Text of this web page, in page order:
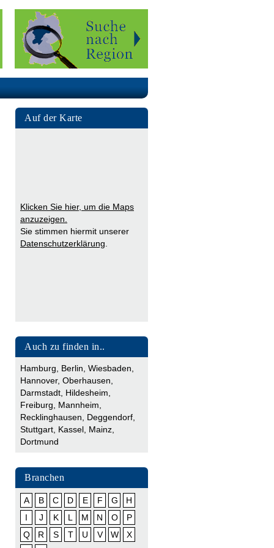
Auf der Karte
Klicken Sie hier, um die Maps
anzuzeigen.
Sie stimmen hiermit unserer
Datenschutzerklärung
Auch zu finden in..
Hamburg Berlin Wiesbaden
Hannover, Oberhausen
Darmstadt Hildesheim
Freiburg
Mannheim
Recklinghausen
Deggendorf
Stuttgart Kassel Mainz
Dortmund
Branchen
A B C D E F G
H
I
J K L M N O
P
Q
R S T U V W
X